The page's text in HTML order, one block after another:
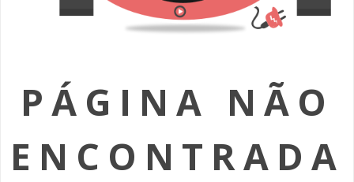
SOMOS TODOS EUROPEUS
AMADORA LIGA À RESILIÊNCIA
(RE) PENSAMENTOS
PÁGINA NÃO
ENCONTRADA